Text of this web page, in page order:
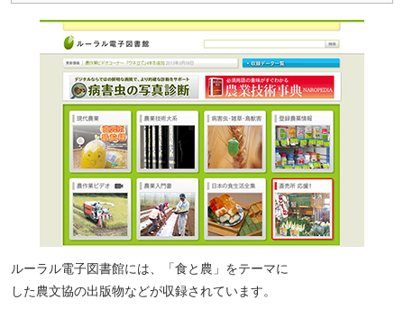
ルーラル電子図書館には、「食と農」をテーマに
した農文協の出版物などが収録されています。